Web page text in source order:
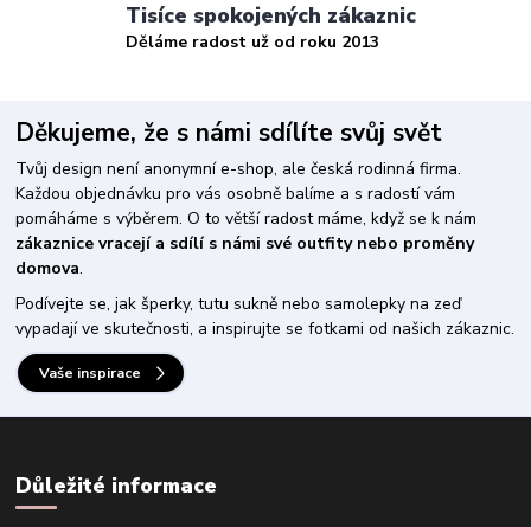
Tisíce spokojených zákaznic
Děláme radost už od roku 2013
Děkujeme, že s námi sdílíte svůj svět
Tvůj design není anonymní e-shop, ale česká rodinná firma.
Každou objednávku pro vás osobně balíme a s radostí vám
pomáháme s výběrem. O to větší radost máme, když se k nám
zákaznice vracejí a sdílí s námi své outfity nebo proměny
domova.
Podívejte se, jak šperky, tutu sukně nebo samolepky na zeď
vypadají ve skutečnosti, a inspirujte se fotkami od našich zákaznic.
Vaše inspirace
Důležité informace